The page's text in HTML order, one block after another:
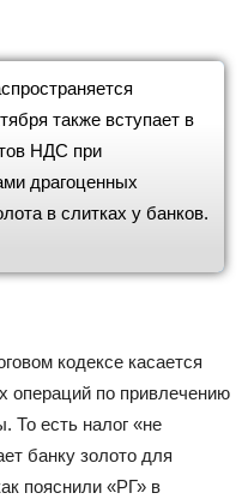
также вступает в
НДС при
драгоценных
в слитках у банков.
кодексе касается
операций по привлечению
То есть налог «не
банку золото для
пояснили «РГ» в